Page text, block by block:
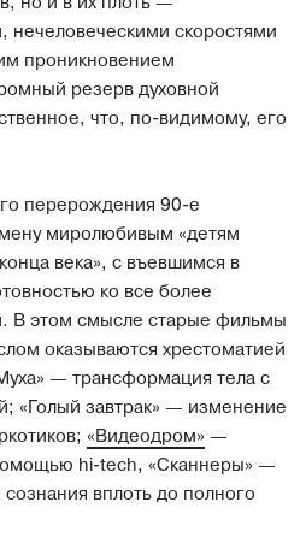
скоростями
проникновением
резерв духовной
что, по-видимому, его
перерождения 90-е
миролюбивым «детям
века», с въевшимся в
ко все более
В этом смысле старые фильмы
оказываются хрестоматией
— трансформация тела с
«Голый завтрак» — изменение
«Видеодром» —
hi-tech, «Сканнеры» —
вплоть до полного